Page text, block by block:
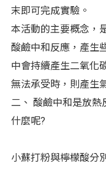
末即可完成實驗。
本活動的主要概念，
酸鹼中和反應，產生
中會持續產生二氧化
無法承受時，則產生
二、 酸鹼中和是放
什麼呢?
小蘇打粉與檸檬酸分